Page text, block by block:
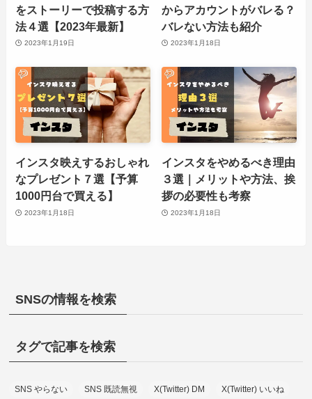
をストーリーで投稿する方
法４選【2023年最新】
2023年1月19日
からアカウントがバレる？
バレない方法も紹介
2023年1月18日
インスタ映えするおしゃれ
なプレゼント７選【予算
1000円台で買える】
2023年1月18日
インスタをやめるべき理由
３選｜メリットや方法、挨
拶の必要性も考察
2023年1月18日
SNSの情報を検索
タグで記事を検索
SNS やらない SNS 既読無視 X(Twitter) DM X(Twitter) いいね